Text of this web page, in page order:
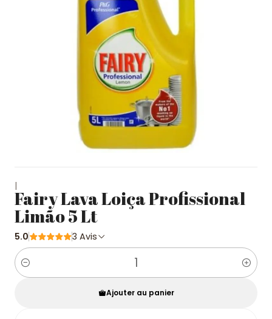
|
Fairy Lava Loiça Profissional
Limão 5 Lt
5.0 3 Avis
Quantité
Ajouter au panier